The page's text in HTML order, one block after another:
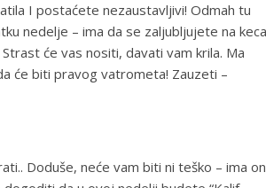
I postaćete nezaustavljivi! Odmah tu
nedelje – ima da se zaljubljujete na keca
će vas nositi, davati vam krila. Ma
će biti pravog vatrometa! Zauzeti –
Doduše, neće vam biti ni teško – ima